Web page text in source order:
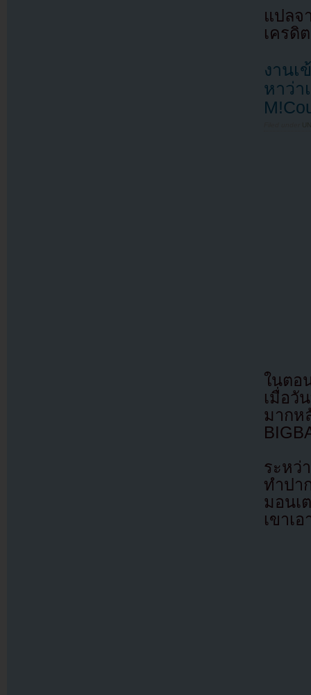
แปลจ
เครดิ
งานเ
หาว่า
ในตอ
เมื่อวั
มากห
ระหว่
ทำปา
มอนเ
เขาเ